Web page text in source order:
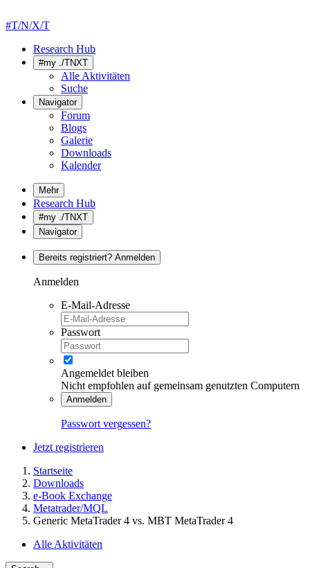
#T/N/X/T
Research Hub
#my ./TNXT
Alle Aktivitäten
Suche
Navigator
Forum
Blogs
Galerie
Downloads
Kalender
Mehr
Research Hub
#my ./TNXT
Navigator
Bereits registriert? Anmelden
Anmelden
E-Mail-Adresse
Passwort
Angemeldet bleiben
Nicht empfohlen auf gemeinsam genutzten Computern
Anmelden
Passwort vergessen?
Jetzt registrieren
Startseite
Downloads
e-Book Exchange
Metatrader/MQL
Generic MetaTrader 4 vs. MBT MetaTrader 4
Alle Aktivitäten